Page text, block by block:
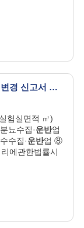
분뇨 등 관련 영업 허가·변경 허가·변경 신고서 신청서
험실면적 ㎡)
뇨수집·운반업
수집·운반업 ⑧
에관한법률시